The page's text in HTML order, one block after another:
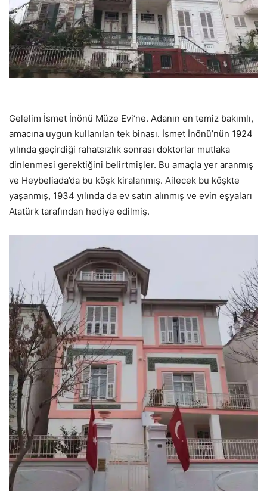
Gelelim İsmet İnönü Müze Evi‘ne. Adanın en temiz bakımlı,
amacına uygun kullanılan tek binası. İsmet İnönü’nün 1924
yılında geçirdiği rahatsızlık sonrası doktorlar mutlaka
dinlenmesi gerektiğini belirtmişler. Bu amaçla yer aranmış
ve Heybeliada’da bu köşk kiralanmış. Ailecek bu köşkte
yaşanmış, 1934 yılında da ev satın alınmış ve evin eşyaları
Atatürk tarafından hediye edilmiş.